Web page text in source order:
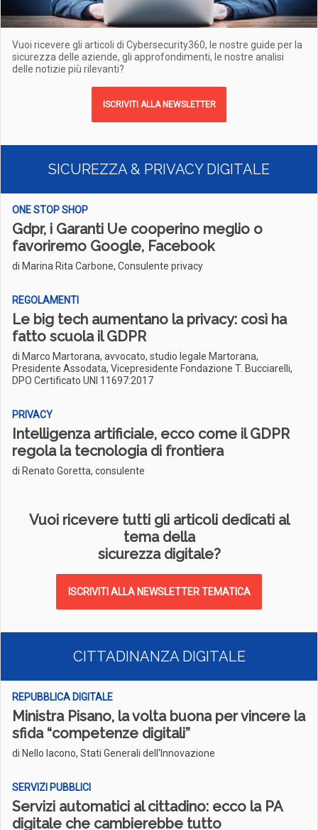
Vuoi ricevere gli articoli di Cybersecurity360, le nostre guide per la
sicurezza delle aziende, gli approfondimenti, le nostre analisi
delle notizie più rilevanti?
ISCRIVITI ALLA NEWSLETTER
SICUREZZA & PRIVACY DIGITALE
ONE STOP SHOP
Gdpr, i Garanti Ue cooperino meglio o
favoriremo Google, Facebook
di Marina Rita Carbone, Consulente privacy
REGOLAMENTI
Le big tech aumentano la privacy: così ha
fatto scuola il GDPR
di Marco Martorana, avvocato, studio legale Martorana,
Presidente Assodata, Vicepresidente Fondazione T. Bucciarelli,
DPO Certificato UNI 11697:2017
PRIVACY
Intelligenza artificiale, ecco come il GDPR
regola la tecnologia di frontiera
di Renato Goretta, consulente
Vuoi ricevere tutti gli articoli dedicati al
tema della
sicurezza digitale?
ISCRIVITI ALLA NEWSLETTER TEMATICA
CITTADINANZA DIGITALE
REPUBBLICA DIGITALE
Ministra Pisano, la volta buona per vincere la
sfida “competenze digitali”
di Nello Iacono, Stati Generali dell'Innovazione
SERVIZI PUBBLICI
Servizi automatici al cittadino: ecco la PA
digitale che cambierebbe tutto